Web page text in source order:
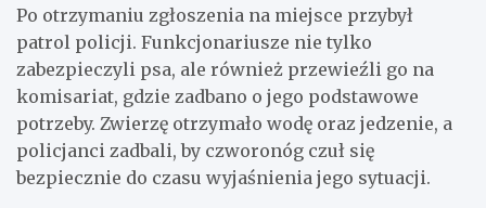
Po otrzymaniu zgłoszenia na miejsce przybył
patrol policji. Funkcjonariusze nie tylko
zabezpieczyli psa, ale również przewieźli go na
komisariat, gdzie zadbano o jego podstawowe
potrzeby. Zwierzę otrzymało wodę oraz jedzenie, a
policjanci zadbali, by czworonóg czuł się
bezpiecznie do czasu wyjaśnienia jego sytuacji.